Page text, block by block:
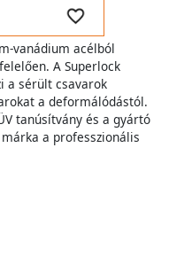
vanádium acélból
A Superlock
a sérült csavarok
a deformálódástól.
tanúsítvány és a gyártó
a professzionális